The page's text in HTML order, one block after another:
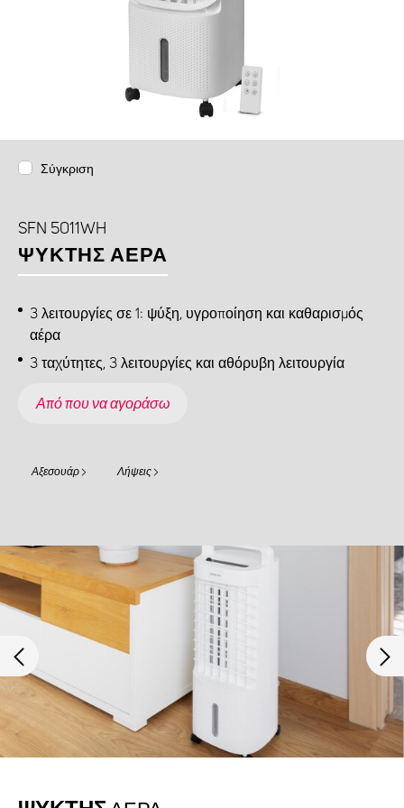
Σύγκριση
SFN 5011WH
ΨΎΚΤΗΣ ΑΈΡΑ
3 λειτουργίες σε 1: ψύξη, υγροποίηση και καθαρισμός
αέρα
3 ταχύτητες, 3 λειτουργίες και αθόρυβη λειτουργία
Από που να αγοράσω
Αξεσουάρ Λήψεις